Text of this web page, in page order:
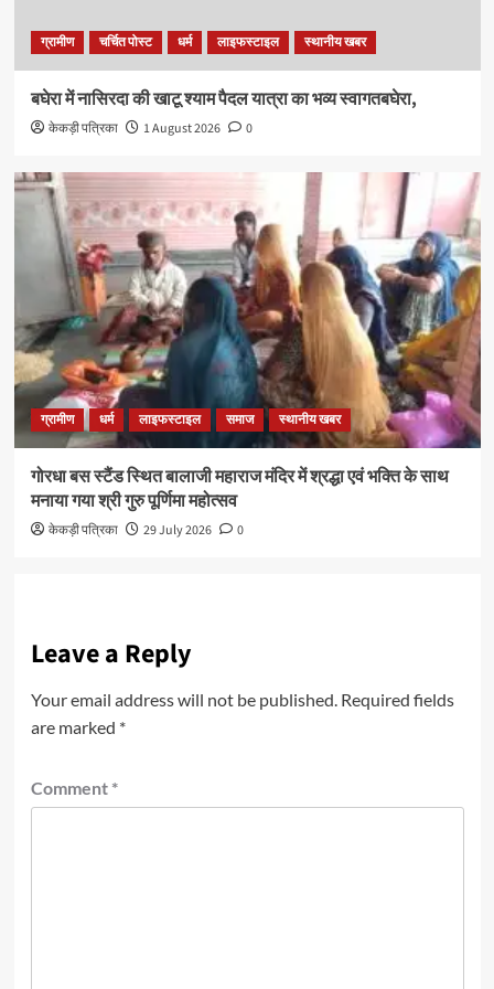
ग्रामीण चर्चित पोस्ट धर्म लाइफस्टाइल स्थानीय खबर
बघेरा में नासिरदा की खाटू श्याम पैदल यात्रा का भव्य स्वागतबघेरा,
केकड़ी पत्रिका 1 August 2026 0
ग्रामीण धर्म लाइफस्टाइल समाज स्थानीय खबर
गोरधा बस स्टैंड स्थित बालाजी महाराज मंदिर में श्रद्धा एवं भक्ति के साथ
मनाया गया श्री गुरु पूर्णिमा महोत्सव
केकड़ी पत्रिका 29 July 2026 0
Leave a Reply
Your email address will not be published. Required fields
are marked *
Comment *